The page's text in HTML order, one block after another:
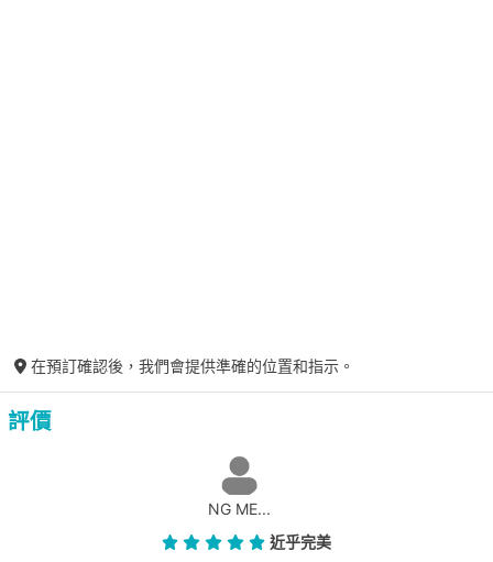
在預訂確認後，我們會提供準確的位置和指示。
評價
NG ME...
近乎完美